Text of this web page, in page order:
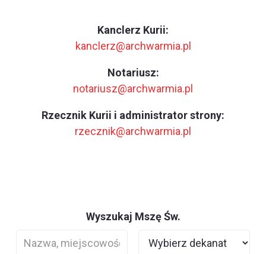
Kanclerz Kurii:
kanclerz@archwarmia.pl
Notariusz:
notariusz@archwarmia.pl
Rzecznik Kurii i administrator strony:
rzecznik@archwarmia.pl
Wyszukaj Mszę Św.